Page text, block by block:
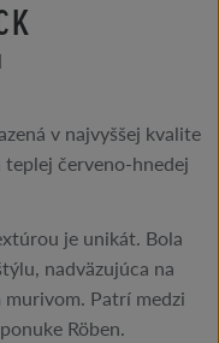
v najvyššej kvalite
červeno-hnedej
je unikát. Bola
nadväzujúca na
Patrí medzi
Röben.